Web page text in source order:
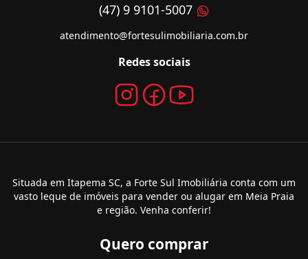
(47) 9 9101-5007
atendimento@fortesulimobiliaria.com.br
Redes sociais
Situada em Itapema SC, a Forte Sul Imobiliária conta com um
vasto leque de imóveis para vender ou alugar em Meia Praia
e região. Venha conferir!
Quero comprar